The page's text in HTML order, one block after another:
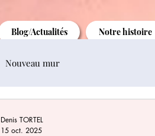
Blog/Actualités Notre histoire
Nouveau mur
Denis TORTEL
15 oct. 2025